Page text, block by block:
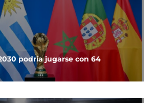
podría jugarse con 64